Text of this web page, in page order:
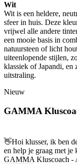
Wit
Wit is een heldere,
sfeer in huis. Deze
vrijwel alle andere
een mooie basis in
natuursteen of licht
uiteenlopende stijlen,
klassiek of Japandi, en
uitstraling.
Nieuw
GAMMA
👋Hoi klusser, ik ben
en help je graag met je
GAMMA Kluscoach -